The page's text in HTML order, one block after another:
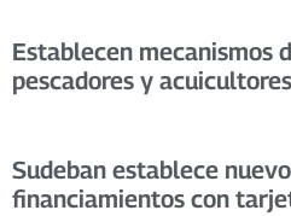
Establecen mecanismos
pescadores y
Sudeban establece
financiamientos con